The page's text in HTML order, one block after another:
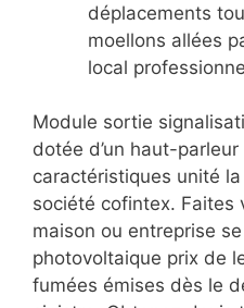
déplacements
moellons allées
local
Module sortie
dotée d’un haut-
caractéristiques unité
société cofintex. Faites
maison ou entreprise
photovoltaique prix de
fumées émises dès le